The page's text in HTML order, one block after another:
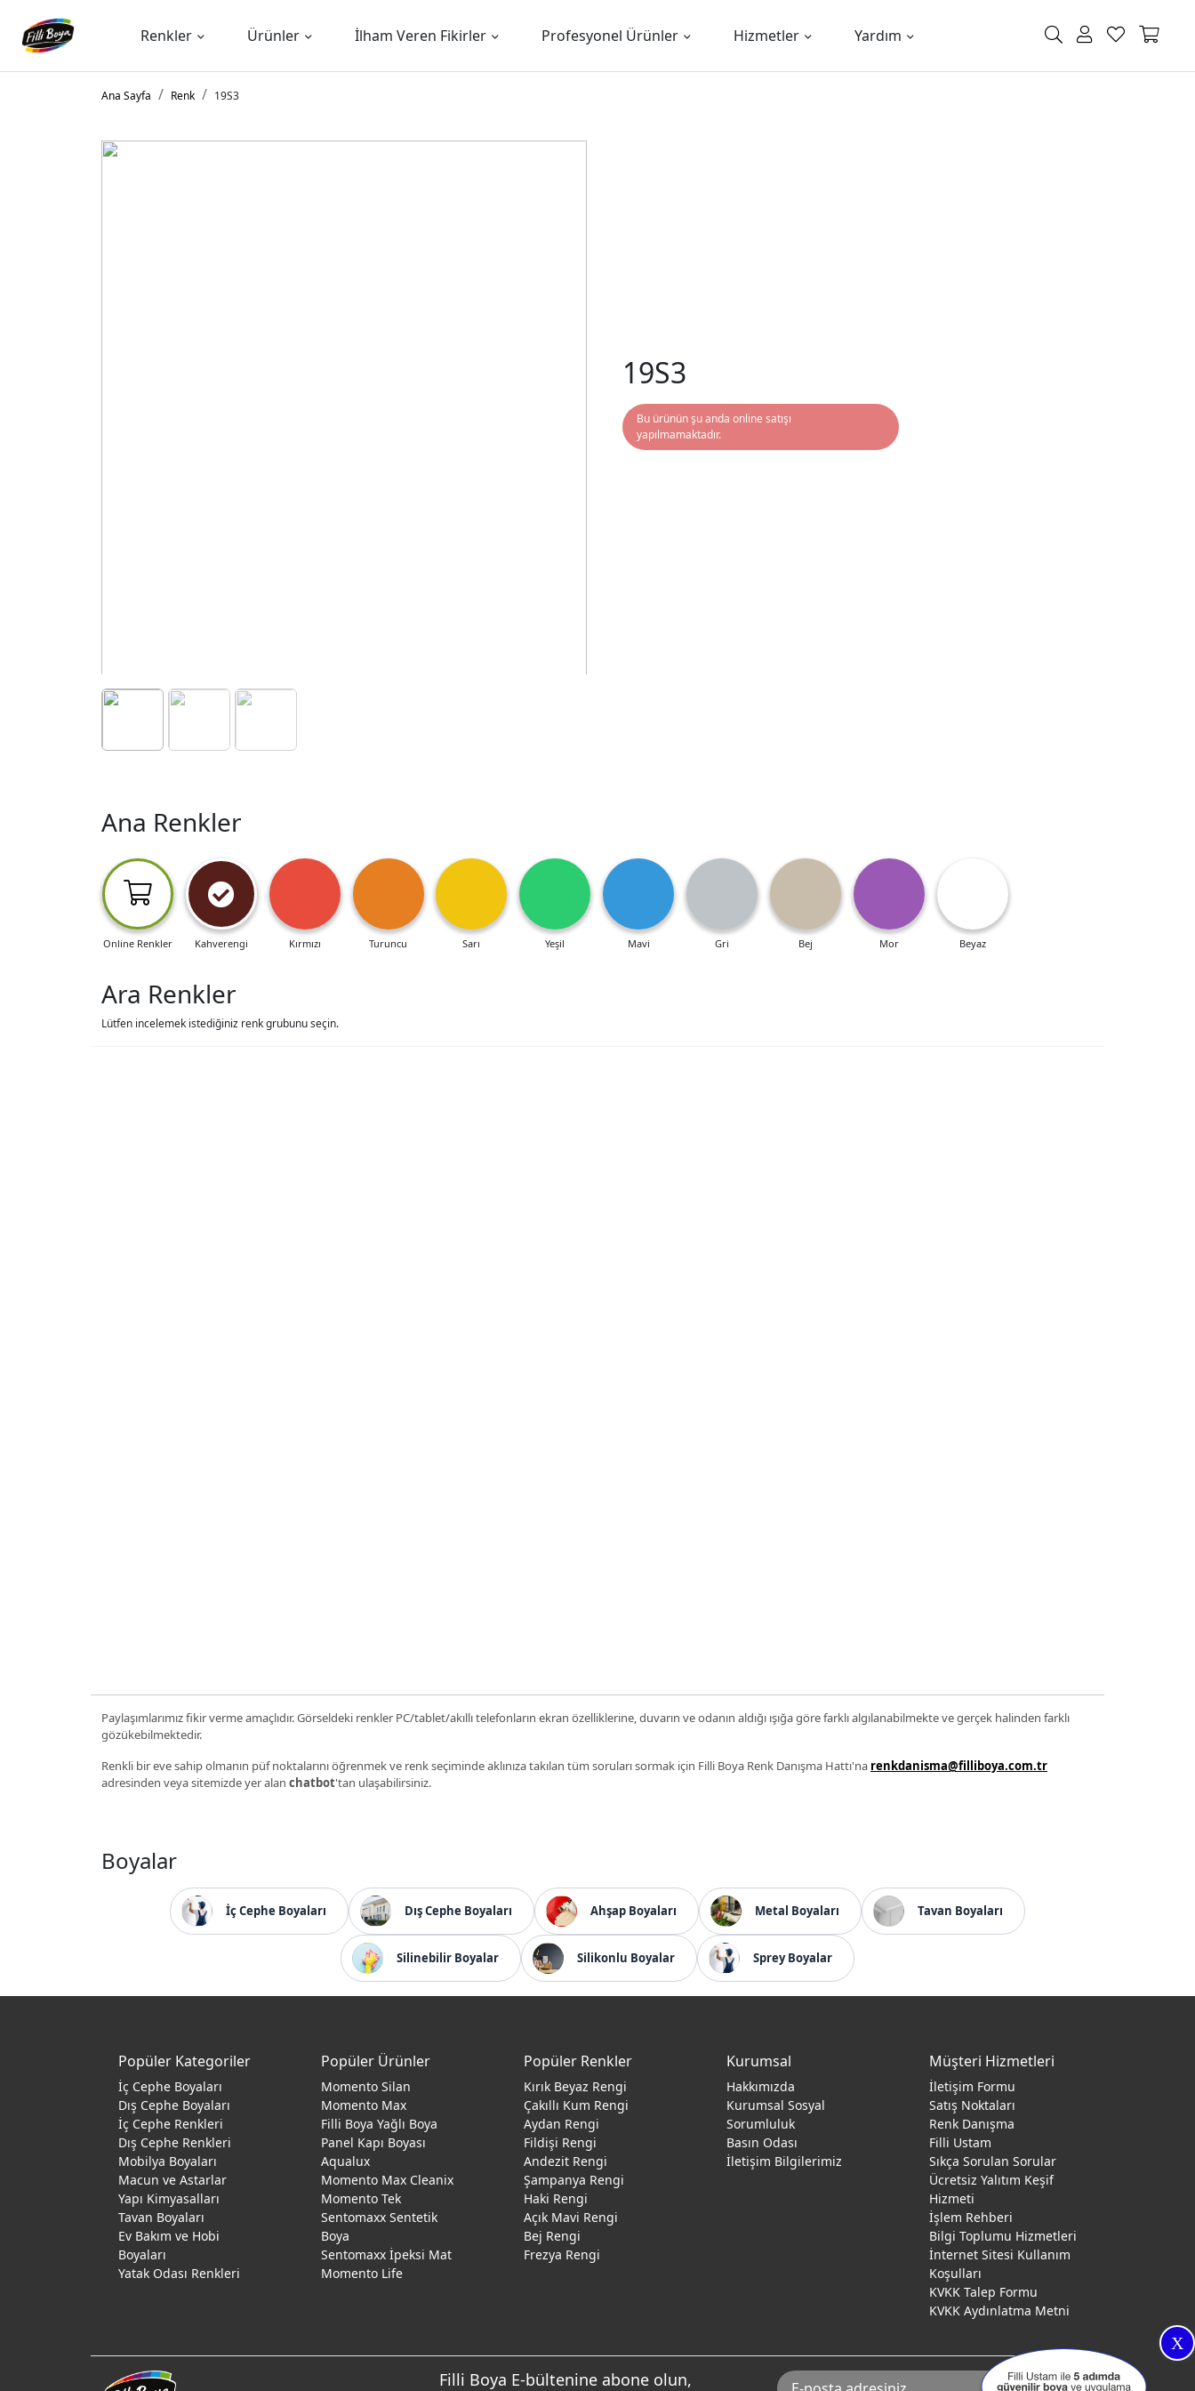
Renkler Ürünler İlham Veren Fikirler Profesyonel Ürünler Hizmetler Yardım
Ana Sayfa Renk 19S3
19S3
Bu ürünün şu anda online satışı
yapılmamaktadır.
Ana Renkler
Online Renkler Kahverengi Kırmızı Turuncu Sarı Yeşil Mavi Gri Bej Mor Beyaz
Ara Renkler
Lütfen incelemek istediğiniz renk grubunu seçin.
Paylaşımlarımız fikir verme amaçlıdır. Görseldeki renkler PC/tablet/akıllı telefonların ekran özelliklerine, duvarın ve odanın aldığı ışığa göre farklı algılanabilmekte ve gerçek halinden farklı
gözükebilmektedir.
Renkli bir eve sahip olmanın püf noktalarını öğrenmek ve renk seçiminde aklınıza takılan tüm soruları sormak için Filli Boya Renk Danışma Hattı'na renkdanisma@filliboya.com.tr
adresinden veya sitemizde yer alan chatbot'tan ulaşabilirsiniz.
Boyalar
İç Cephe Boyaları Dış Cephe Boyaları Ahşap Boyaları Metal Boyaları Tavan Boyaları
Silinebilir Boyalar Silikonlu Boyalar Sprey Boyalar
X
Popüler Kategoriler
İç Cephe Boyaları
Dış Cephe Boyaları
İç Cephe Renkleri
Dış Cephe Renkleri
Mobilya Boyaları
Macun ve Astarlar
Yapı Kimyasalları
Tavan Boyaları
Ev Bakım ve Hobi
Boyaları
Yatak Odası Renkleri
Popüler Ürünler
Momento Silan
Momento Max
Filli Boya Yağlı Boya
Panel Kapı Boyası
Aqualux
Momento Max Cleanix
Momento Tek
Sentomaxx Sentetik
Boya
Sentomaxx İpeksi Mat
Momento Life
Popüler Renkler
Kırık Beyaz Rengi
Çakıllı Kum Rengi
Aydan Rengi
Fildişi Rengi
Andezit Rengi
Şampanya Rengi
Haki Rengi
Açık Mavi Rengi
Bej Rengi
Frezya Rengi
Kurumsal
Hakkımızda
Kurumsal Sosyal
Sorumluluk
Basın Odası
İletişim Bilgilerimiz
Müşteri Hizmetleri
İletişim Formu
Satış Noktaları
Renk Danışma
Filli Ustam
Sıkça Sorulan Sorular
Ücretsiz Yalıtım Keşif
Hizmeti
İşlem Rehberi
Bilgi Toplumu Hizmetleri
İnternet Sitesi Kullanım
Koşulları
KVKK Talep Formu
KVKK Aydınlatma Metni
Filli Boya E-bültenine abone olun,